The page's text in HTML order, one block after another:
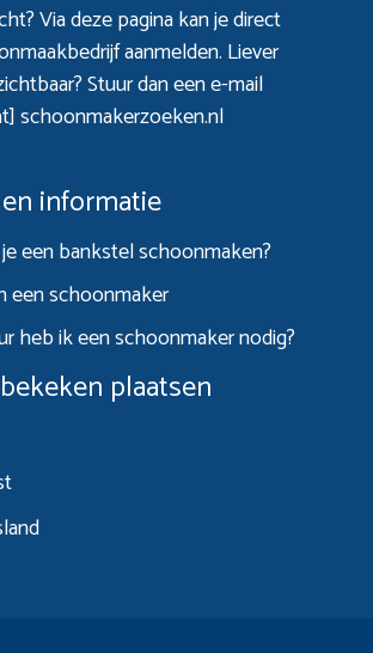
Viadeze paginakan je direct
aanmelden. Liever
Stuur dan een e-mail
schoonmakerzoeken.nl
informatie
een bankstel schoonmaken?
een schoonmaker
heb ik een schoonmaker nodig?
plaatsen